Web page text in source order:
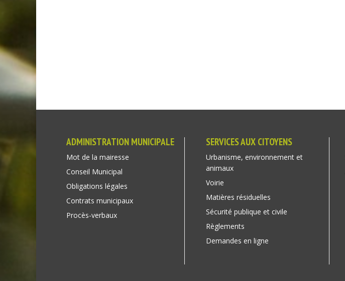
ADMINISTRATION MUNICIPALE
Mot de la mairesse
Conseil Municipal
Obligations légales
Contrats municipaux
Procès-verbaux
SERVICES AUX CITOYENS
Urbanisme, environnement et
animaux
Voirie
Matières résiduelles
Sécurité publique et civile
Règlements
Demandes en ligne